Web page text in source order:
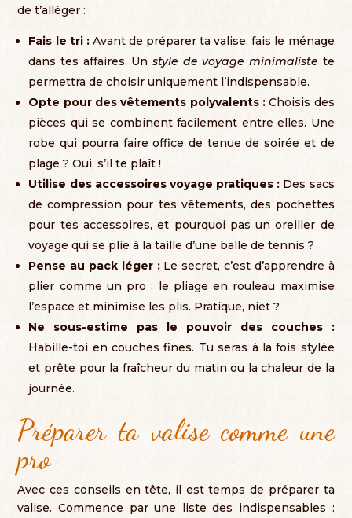
de t’alléger :
Fais le tri: Avant de préparer ta valise,fais le ménage
dans tes affaires. Un style de voyage minimaliste te
permettra de choisir uniquement l’indispensable.
Opte pour des vêtements polyvalents: Choisis des
pièces qui se combinent facilement entre elles. Une
robe qui pourra faire office de tenue de soirée et de
plage ? Oui,s’il te plaît !
Utilise des accessoires voyage pratiques : Des sacs
de compression pour tes vêtements, des pochettes
pour tes accessoires,et pourquoi pas un oreiller de
voyage qui se plie à la taille d’une balle de tennis ?
Pense au pack léger: Le secret,c’est d’apprendre à
plier comme un pro : le pliage en rouleau maximise
l’espace et minimise les plis. Pratique, niet ?
Ne sous-estime pas le pouvoir des couches:
Habille-toi en couches fines. Tu seras à la fois stylée
et prête pour la fraîcheur du matin ou la chaleur de la
journée.
Préparer ta valise comme une
pro
Avec ces conseils en tête, il est temps de préparer ta
valise.Commence par une liste des indispensables :